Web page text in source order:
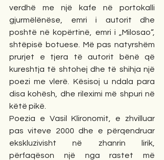
verdhë me një kafe në portokalli
gjurmëlënëse, emri i autorit dhe
poshtë në kopërtinë, emri i „Milosao“,
shtëpisë botuese. Më pas natyrshëm
prurjet e tjera të autorit bënë që
kureshtja të shtohej dhe të shihja një
poezi me vlerë. Kësisoj u ndala para
disa kohësh, dhe rileximi më shpuri në
këtë pikë.
Poezia e Vasil Klironomit, e zhvilluar
pas viteve 2000 dhe e përqendruar
ekskluzivisht në zhanrin lirik,
përfaqëson një nga rastet më